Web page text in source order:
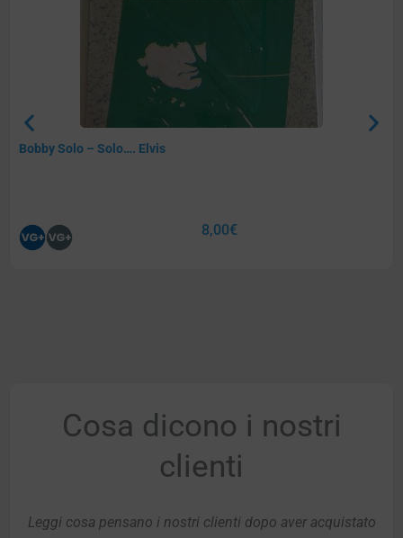
Bobby Solo – Solo…. Elvis
8,00€
Cosa dicono i nostri
clienti
Leggi cosa pensano i nostri clienti dopo aver acquistato